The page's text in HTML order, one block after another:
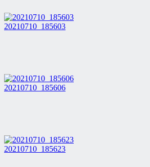
20210710_185603
20210710_185606
20210710_185623